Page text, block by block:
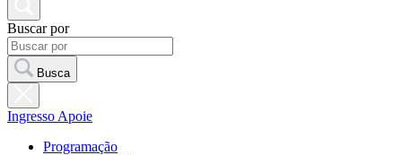
Buscar por
Busca
Ingresso Apoie
Programação